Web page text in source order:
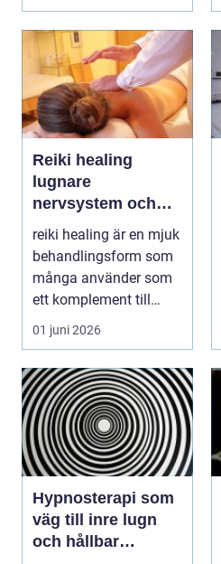
Reiki healing
lugnare
nervsystem och
mer balans i
vardagen
reiki healing är en mjuk
behandlingsform som
många använder som
ett komplement till
annan vård. Foku...
01 juni 2026
Hypnosterapi som
väg till inre lugn
och hållbar